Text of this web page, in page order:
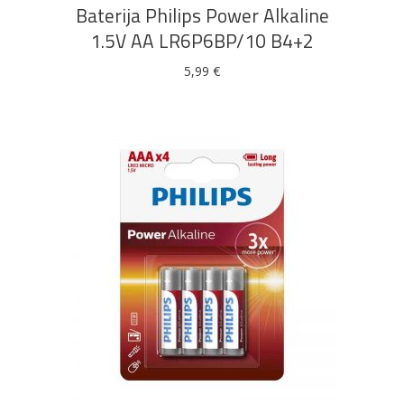
Baterija Philips Power Alkaline
1.5V AA LR6P6BP/10 B4+2
5,99 €
DODAJ U KOŠARICU